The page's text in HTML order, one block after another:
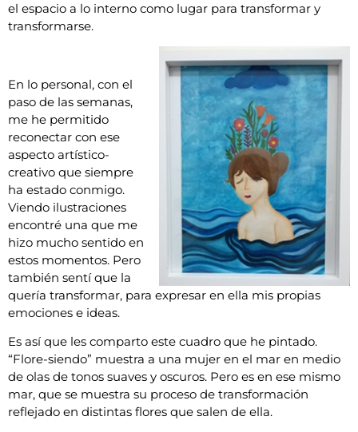
el espacio a lo interno como lugar para transformar y
transformarse.
En lo personal, con el
paso de las semanas,
me he permitido
reconectar con ese
aspecto artístico-
creativo que siempre
ha estado conmigo.
Viendo ilustraciones
encontré una que me
hizo mucho sentido en
estos momentos. Pero
también sentí que la
quería transformar, para expresar en ella mis propias
emociones e ideas.
Es así que les comparto este cuadro que he pintado.
“Flore-siendo” muestra a una mujer en el mar en medio
de olas de tonos suaves y oscuros. Pero es en ese mismo
mar, que se muestra su proceso de transformación
reflejado en distintas flores que salen de ella.